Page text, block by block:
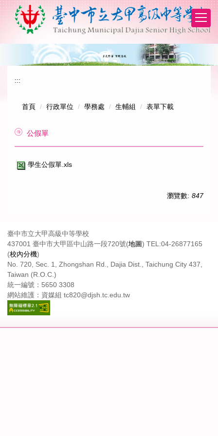
:::
首頁 行政單位 學務處 生輔組 表單下載
公假單
學生公假單.xls
瀏覽數: 847
臺中市立大甲高級中等學校
437001 臺中市大甲區中山路一段720號(地圖) TEL:04-26877165
(校內分機)
No. 720, Sec. 1, Zhongshan Rd., Dajia Dist., Taichung City 437,
Taiwan (R.O.C.)
統一編號：5650 3308
網站維護：資媒組 tc820@djsh.tc.edu.tw